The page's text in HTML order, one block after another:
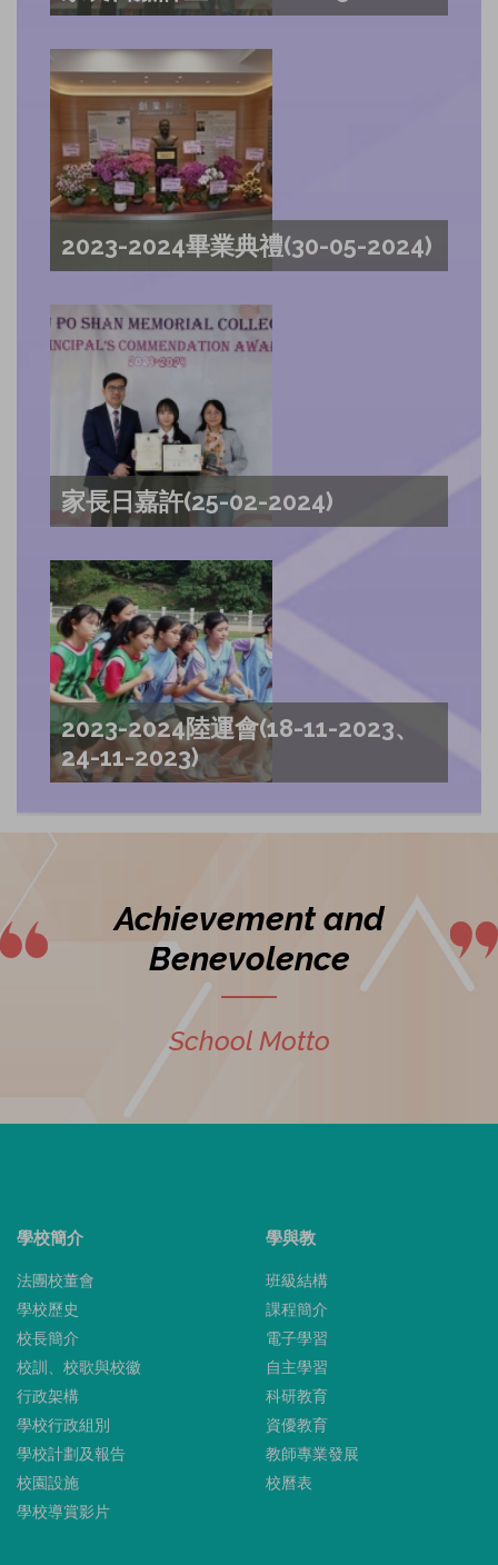
2023-2024畢業典禮(30-05-2024)
家長日嘉許(25-02-2024)
2023-2024陸運會(18-11-2023、
24-11-2023)
Achievement and
Benevolence
School Motto
學校簡介
法團校董會
學校歷史
校長簡介
校訓、校歌與校徽
行政架構
學校行政組別
學校計劃及報告
校園設施
學校導賞影片
學與教
班級結構
課程簡介
電子學習
自主學習
科研教育
資優教育
教師專業發展
校曆表